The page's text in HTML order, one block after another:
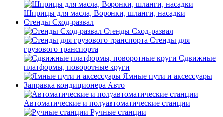
Шприцы для масла, Воронки, шланги, насадки
Стенды Сход-развал
Стенды Сход-развал
Стенды для
грузового транспорта
Сдвижные
платформы, поворотные круги
Ямные пути и аксессуары
Заправка кондиционера Авто
Автоматические и полуавтоматические станции
Ручные станции